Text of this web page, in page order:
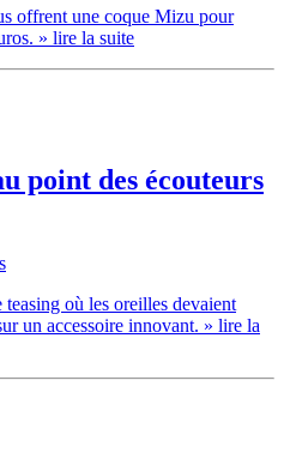
offrent une coque Mizu pour
» lire la suite
point des écouteurs
où les oreilles devaient
un accessoire innovant. » lire la